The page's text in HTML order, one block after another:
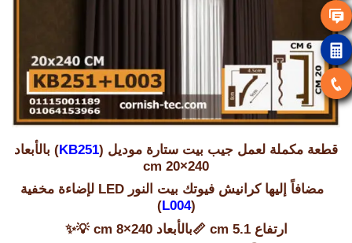
قطعة مكملة لعمل جيب بيت ستارة موديل (KB251) بالأبعاد
240×20 cm
مضافاً إليها كرانيش فيوتك بيت النور LED لإضاءة مخفية
(
L004
)
ارتفاع 5.1 cm 📏بالأبعاد 240×8 cm 💡✨